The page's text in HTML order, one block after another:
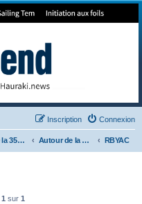
Connexion
Inscription
Archives de la 35ème Autour de la Cup RBYAC
1 sur 1